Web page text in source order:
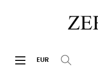
Navegación
☰ EUR